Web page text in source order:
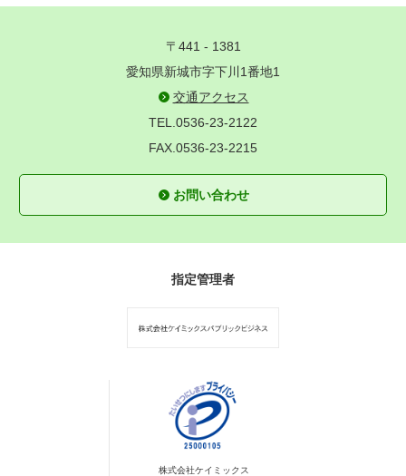
〒441 - 1381
愛知県新城市字下川1番地1
交通アクセス
TEL.0536-23-2122
FAX.0536-23-2215
お問い合わせ
指定管理者
株式会社ケイミックス